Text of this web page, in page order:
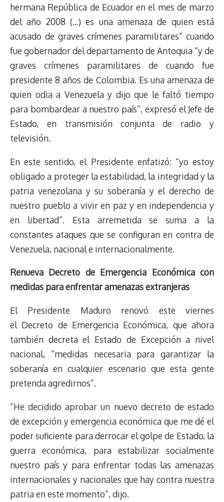
hermana República de Ecuador en el mes de marzo
del año 2008 (…) es una amenaza de quien está
acusado de graves crímenes paramilitares” cuando
fue gobernador del departamento de Antoquia “y de
graves crímenes paramilitares de cuando fue
presidente 8 años de Colombia. Es una amenaza de
quien odia a Venezuela y dijo que le faltó tiempo
para bombardear a nuestro país”, expresó el Jefe de
Estado, en transmisión conjunta de radio y
televisión.
En este sentido, el Presidente enfatizó: “yo estoy
obligado a proteger la estabilidad, la integridad y la
patria venezolana y su soberanía y el derecho de
nuestro pueblo a vivir en paz y en independencia y
en libertad”. Esta arremetida se suma a la
constantes ataques que se configuran en contra de
Venezuela, nacional e internacionalmente.
Renueva Decreto de Emergencia Económica con
medidas para enfrentar amenazas extranjeras
El Presidente Maduro renovó este viernes
el Decreto de Emergencia Económica, que ahora
también decreta el Estado de Excepción a nivel
nacional, “medidas necesaria para garantizar la
soberanía en cualquier escenario que esta gente
pretenda agredirnos”.
“He decidido aprobar un nuevo decreto de estado
de excepción y emergencia económica que me dé el
poder suficiente para derrocar el golpe de Estado, la
guerra económica, para estabilizar socialmente
nuestro país y para enfrentar todas las amenazas
internacionales y nacionales que hay contra nuestra
patria en este momento”, dijo.